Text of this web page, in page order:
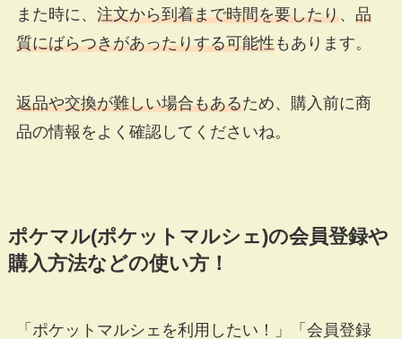
また時に、 注文から到着まで時間を要したり、 品
質にばらつきがあったりする可能性もあります。
返品や交換が難しい場合もあるため、購入前に商
品の情報をよく確認してくださいね。
ポケマル(ポケットマルシェ)の会員登録や
購入方法などの使い方！
「ポケットマルシェを利用したい！」「会員登録